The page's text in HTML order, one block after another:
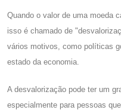
Quando o valor de uma moeda
isso é chamado de
vários motivos, como políticas
estado da economia.
A desvalorização pode ter um
especialmente para pessoas